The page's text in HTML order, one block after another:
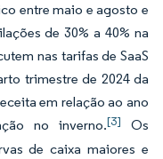
entre maio e agosto e
de 30% a 40% na
nas tarifas de SaaS
trimestre de 2024 da
em relação ao ano
no inverno.[3]
Os
de caixa maiores e